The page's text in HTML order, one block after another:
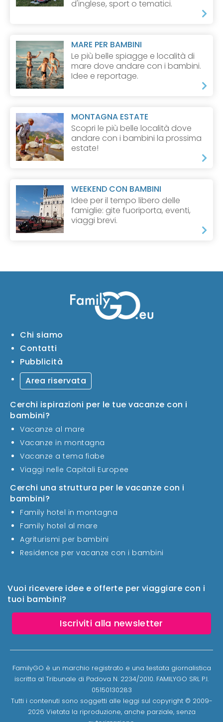
d'inglese, sport o tematici.
MARE PER BAMBINI
Le più belle spiagge e località di
mare dove andare con i bambini.
Idee e reportage.
MONTAGNA ESTATE
Scopri le più belle località dove
andare con i bambini la prossima
estate!
WEEKEND CON BAMBINI
Idee per il tempo libero delle
famiglie: gite fuoriporta, eventi,
viaggi brevi.
Vuoi ricevere idee e offerte per viaggiare con i
tuoi bambini?
Iscriviti alla newsletter
Chi siamo
Contatti
Pubblicità
Area riservata
Cerchi ispirazioni per le tue vacanze con i
bambini?
Vacanze al mare
Vacanze in montagna
Vacanze a tema fiabe
Viaggi nelle Capitali Europee
Cerchi una struttura per le vacanze con i
bambini?
Family hotel in montagna
Family hotel al mare
Agriturismi per bambini
Residence per vacanze con i bambini
FamilyGO è un marchio registrato e una testata giornalistica
iscritta al Tribunale di Padova N. 2234/2010. FAMILYGO SRL P.I.
05150130283
Tutti i contenuti sono soggetti alle leggi sul copyright © 2009-
2026 Vietata la riproduzione, anche parziale, senza